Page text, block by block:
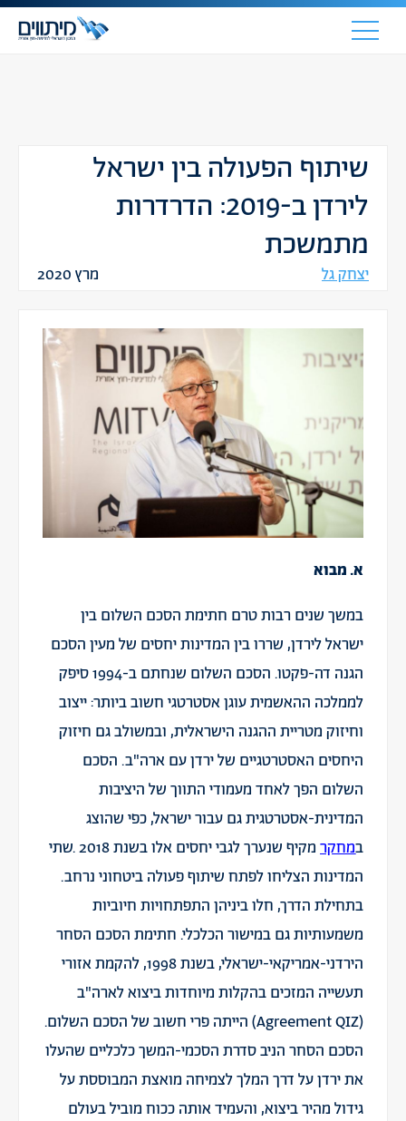
שיתוף הפעולה בין ישראל
לירדן ב-2019: הדרדרות
מתמשכת
יצחק גל מרץ 2020
א. מבוא
במשך שנים רבות טרם חתימת הסכם השלום בין
ישראל לירדן, שררו בין המדינות יחסים של מעין הסכם
הגנה דה-פקטו. הסכם השלום שנחתם ב-1994 סיפק
לממלכה ההאשמית עוגן אסטרטגי חשוב ביותר: ייצוב
וחיזוק מטריית ההגנה הישראלית, ובמשולב גם חיזוק
היחסים האסטרטגיים של ירדן עם ארה"ב. הסכם
השלום הפך לאחד מעמודי התווך של היציבות
המדינית-אסטרטגית גם עבור ישראל, כפי שהוצג
במחקר
מקיף שנערך לגבי יחסים אלו בשנת 2018 .שתי
המדינות הצליחו לפתח שיתוף פעולה ביטחוני נרחב.
בתחילת הדרך, חלו ביניהן התפתחויות חיוביות
משמעותיות גם במישור הכלכלי. חתימת הסכם הסחר
הירדני-אמריקאי-ישראלי, בשנת 1998, להקמת אזורי
תעשייה המזכים בהקלות מיוחדות ביצוא לארה"ב
(Agreement QIZ) הייתה פרי חשוב של הסכם השלום.
הסכם הסחר הניב סדרת הסכמי-המשך כלכליים שהעלו
את ירדן על דרך המלך לצמיחה מואצת המבוססת על
גידול מהיר ביצוא, והעמיד אותה ככוח מוביל בעולם